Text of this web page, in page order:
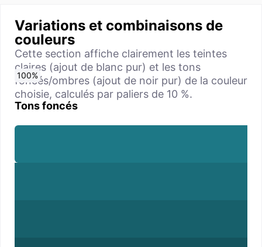
Variations et combinaisons de
couleurs
Cette section affiche clairement les teintes
claires (ajout de blanc pur) et les tons
foncés/ombres (ajout de noir pur) de la couleur
choisie, calculés par paliers de 10 %.
Tons foncés
0%
10%
20%
30%
40%
50%
60%
70%
80%
90%
100%